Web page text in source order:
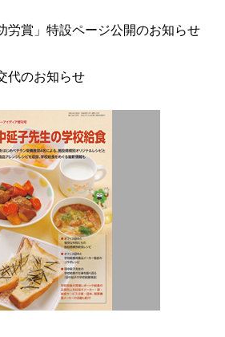
労賞」特設ページ公開のお知らせ
代のお知らせ